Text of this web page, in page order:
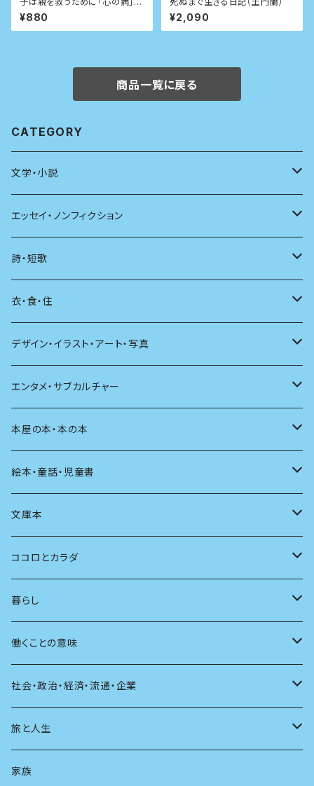
なる (ちくま文庫)
¥880 ¥2,090
商品一覧に戻る
CATEGORY
文学・小説
日本
海外
日本語
文学理論
評論
文章術
エッセイ・ノンフィクション
エッセイ
日記
ノンフィクション
その他
評論
言葉
言語
批評
アンソロジー
自伝・伝記
詩・短歌
詩
短歌
その他
衣・食・住
着る
食べる
料理
発酵・麹
住う
その他
デザイン・イラスト・アート・写真
デザイン
イラスト
アート
写真
その他
インテリア
ファッション
建築
スポーツ
AIと社会
エンタメ・サブカルチャー
映画
音楽
マンガ
テレビ
ラジオ
マガジン
その他
アニメ
日本の芸能
本屋の本・本の本
本屋さんの本
本の本
読書
絵本・童話・児童書
小さいお子さん向け
自分で読めるようになったら
大人も楽しい絵本
海外絵本
童話
その他
文庫本
男性作家
女性作家
その他
ココロとカラダ
フェミニズム
カウンセリング
人間関係
健康
暮らし
料理
育児
日常生活
学ぶ楽しみ
働くことの意味
仕事のヒント
社会・政治・経済・流通・企業
過去
現在
旅と人生
旅
家族